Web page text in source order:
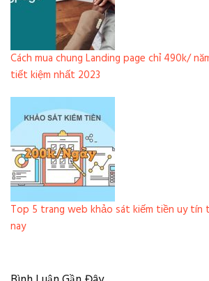
Cách mua chung Landing page chỉ 490k/
tiết kiệm nhất 2023
Top 5 trang web khảo sát kiếm tiền uy tín
nay